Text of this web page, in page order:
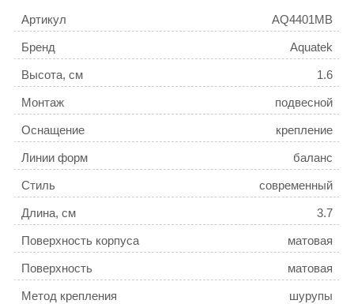
Артикул AQ4401MB
Бренд Aquatek
Высота, см 1.6
Монтаж подвесной
Оснащение крепление
Линии форм баланс
Стиль современный
Длина, см 3.7
Поверхность корпуса матовая
Поверхность матовая
Метод крепления шурупы